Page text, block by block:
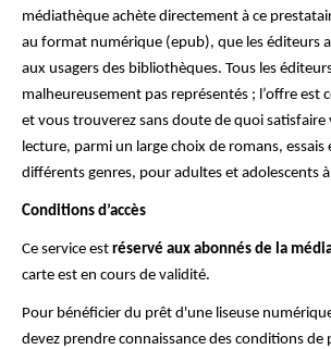
médiathèque achète directement à ce
au format numérique (epub), que les éditeurs
aux usagers des bibliothèques. Tous les
malheureusement pas représentés ; l’offre est
et vous trouverez sans doute de quoi satisfaire
lecture, parmi un large choix de romans,
différents genres, pour adultes et adolescents
Conditions d’accès
Ce service est réservé aux abonnés de la
carte est en cours de validité.
Pour bénéficier du prêt d'une liseuse
devez prendre connaissance des conditions de